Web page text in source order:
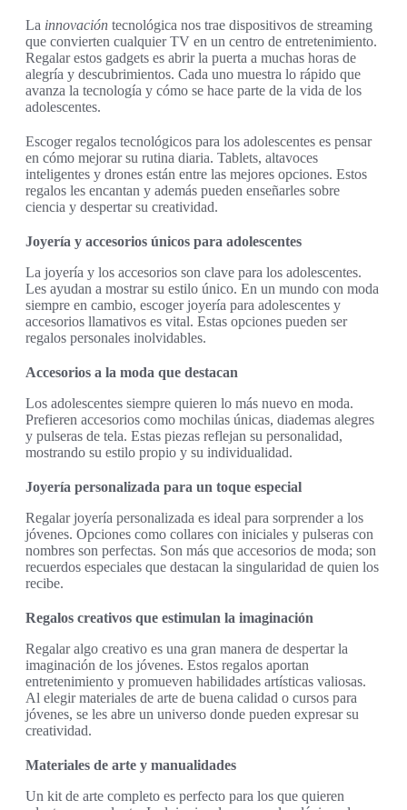
La innovación tecnológica nos trae dispositivos de streaming
que convierten cualquier TV en un centro de entretenimiento.
Regalar estos gadgets es abrir la puerta a muchas horas de
alegría y descubrimientos. Cada uno muestra lo rápido que
avanza la tecnología y cómo se hace parte de la vida de los
adolescentes.
Escoger regalos tecnológicos para los adolescentes es pensar
en cómo mejorar su rutina diaria. Tablets, altavoces
inteligentes y drones están entre las mejores opciones. Estos
regalos les encantan y además pueden enseñarles sobre
ciencia y despertar su creatividad.
Joyería y accesorios únicos para adolescentes
La joyería y los accesorios son clave para los adolescentes.
Les ayudan a mostrar su estilo único. En un mundo con moda
siempre en cambio, escoger joyería para adolescentes y
accesorios llamativos es vital. Estas opciones pueden ser
regalos personales inolvidables.
Accesorios a la moda que destacan
Los adolescentes siempre quieren lo más nuevo en moda.
Prefieren accesorios como mochilas únicas, diademas alegres
y pulseras de tela. Estas piezas reflejan su personalidad,
mostrando su estilo propio y su individualidad.
Joyería personalizada para un toque especial
Regalar joyería personalizada es ideal para sorprender a los
jóvenes. Opciones como collares con iniciales y pulseras con
nombres son perfectas. Son más que accesorios de moda; son
recuerdos especiales que destacan la singularidad de quien los
recibe.
Regalos creativos que estimulan la imaginación
Regalar algo creativo es una gran manera de despertar la
imaginación de los jóvenes. Estos regalos aportan
entretenimiento y promueven habilidades artísticas valiosas.
Al elegir materiales de arte de buena calidad o cursos para
jóvenes, se les abre un universo donde pueden expresar su
creatividad.
Materiales de arte y manualidades
Un kit de arte completo es perfecto para los que quieren